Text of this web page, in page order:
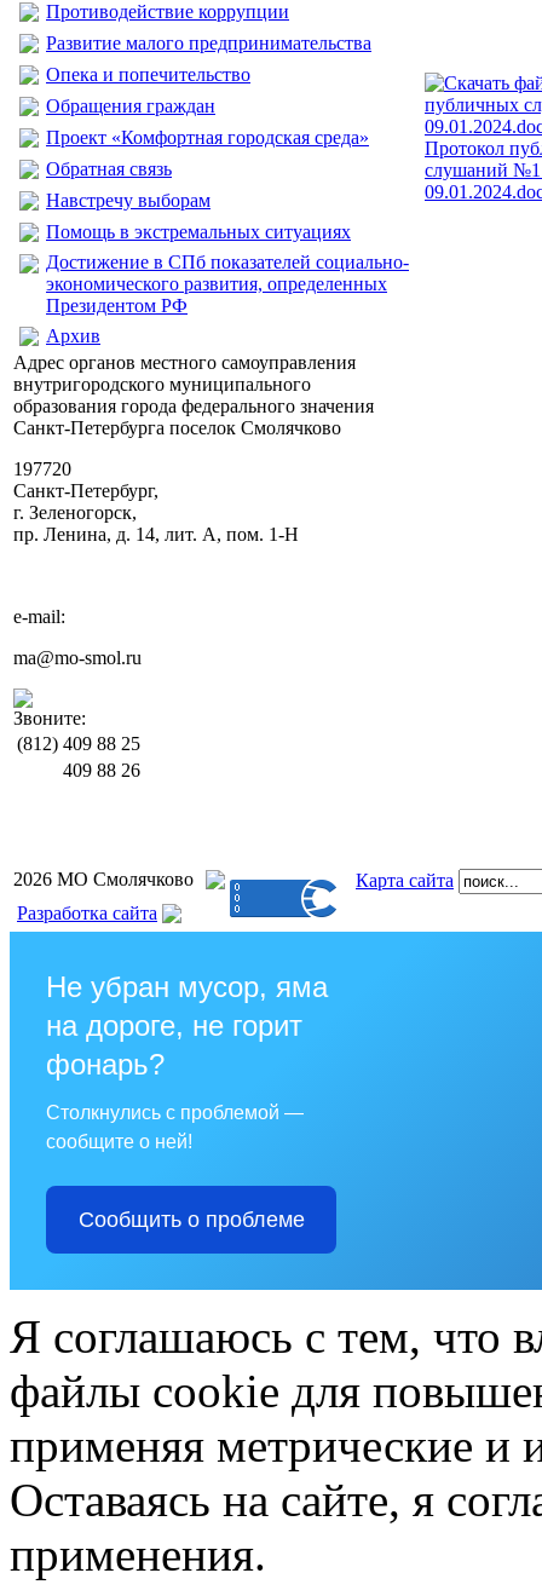
Противодействие коррупции
Развитие малого предпринимательства
Опека и попечительство
Обращения граждан
Проект «Комфортная городская среда»
Обратная связь
Навстречу выборам
Помощь в экстремальных ситуациях
Достижение в СПб показателей социально-
экономического развития, определенных
Президентом РФ
Архив
Адрес органов местного самоуправления
внутригородского муниципального
образования города федерального значения
Санкт-Петербурга поселок Смолячково
197720
Санкт-Петербург,
г. Зеленогорск,
пр. Ленина, д. 14, лит. А, пом. 1-Н
e-mail:
ma@mo-smol.ru
Звоните:
(812) 409 88 25
409 88 26
Протокол
слушаний №1
2026 МО Смолячково
Карта сайта
Разработка сайта
Не убран мусор, яма
на дороге, не горит
фонарь?
Столкнулись с проблемой —
сообщите о ней!
Сообщить о проблеме
Я соглашаюсь с тем, что
файлы cookie для
применяя метрические и
Оставаясь на сайте, я
применения.